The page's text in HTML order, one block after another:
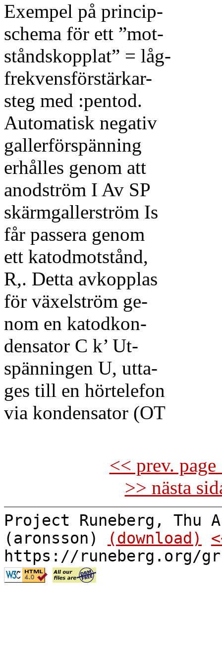
Exempel på princip-
schema för ett ”mot-
ståndskopplat” = låg-
frekvensförstärkar-
steg med :pentod.
Automatisk negativ
gallerförspänning
erhålles genom att
anodström I Av SP
skärmgallerström Is
får passera genom
ett katodmotstånd,
R,. Detta avkopplas
för växelström ge-
nom en katodkon-
densator C k’ Ut-
spänningen U, utta-
ges till en hörtelefon
via kondensator (OT
<< prev.
>> nästa
Project Runeberg, Thu
(aronsson)
(download)
https://runeberg.org/